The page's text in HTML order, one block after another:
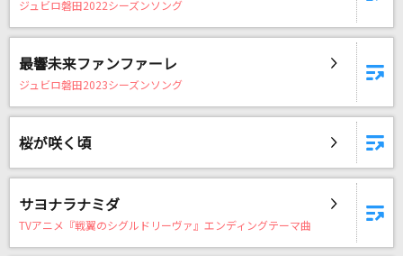
出発前
ゆず
カラオケ最新情報をチェック！
ジュビロ磐田2022シーズンソング
最響未来ファンファーレ
ジュビロ磐田2023シーズンソング
桜が咲く頃
サヨナラナミダ
TVアニメ『戦翼のシグルドリーヴァ』エンディングテーマ曲